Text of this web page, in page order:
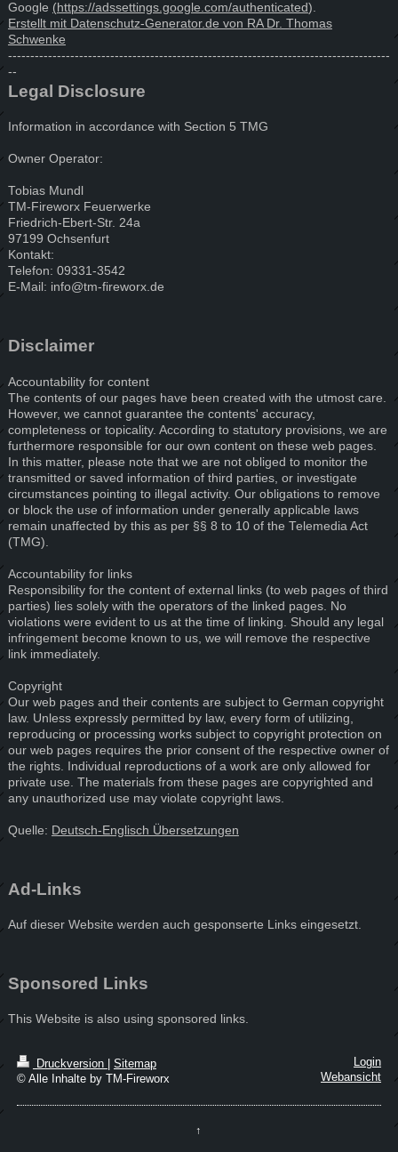
Google (https://adssettings.google.com/authenticated).
Erstellt mit Datenschutz-Generator.de von RA Dr. Thomas
Schwenke
--------------------------------------------------------------------------------------
--
Legal Disclosure
Information in accordance with Section 5 TMG
Owner Operator:
Tobias Mundl
TM-Fireworx Feuerwerke
Friedrich-Ebert-Str. 24a
97199 Ochsenfurt
Kontakt:
Telefon: 09331-3542
E-Mail: info@tm-fireworx.de
Disclaimer
Accountability for content
The contents of our pages have been created with the utmost care.
However, we cannot guarantee the contents' accuracy,
completeness or topicality. According to statutory provisions, we are
furthermore responsible for our own content on these web pages.
In this matter, please note that we are not obliged to monitor the
transmitted or saved information of third parties, or investigate
circumstances pointing to illegal activity. Our obligations to remove
or block the use of information under generally applicable laws
remain unaffected by this as per §§ 8 to 10 of the Telemedia Act
(TMG).
Accountability for links
Responsibility for the content of external links (to web pages of third
parties) lies solely with the operators of the linked pages. No
violations were evident to us at the time of linking. Should any legal
infringement become known to us, we will remove the respective
link immediately.
Copyright
Our web pages and their contents are subject to German copyright
law. Unless expressly permitted by law, every form of utilizing,
reproducing or processing works subject to copyright protection on
our web pages requires the prior consent of the respective owner of
the rights. Individual reproductions of a work are only allowed for
private use. The materials from these pages are copyrighted and
any unauthorized use may violate copyright laws.
Quelle: Deutsch-Englisch Übersetzungen
Ad-Links
Auf dieser Website werden auch gesponserte Links eingesetzt.
Sponsored Links
This Website is also using sponsored links.
Druckversion
Sitemap
© Alle Inhalte by TM-Fireworx
Login
Webansicht
↑